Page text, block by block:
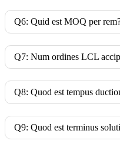
Q6: Quid est MOQ per
Q7: Num ordines LCL
Q8: Quod est tempus
Q9: Quod est terminus